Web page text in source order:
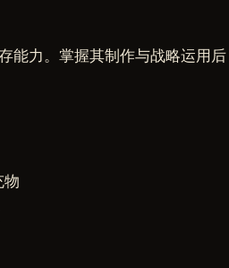
能力。掌握其制作与战略运用
物